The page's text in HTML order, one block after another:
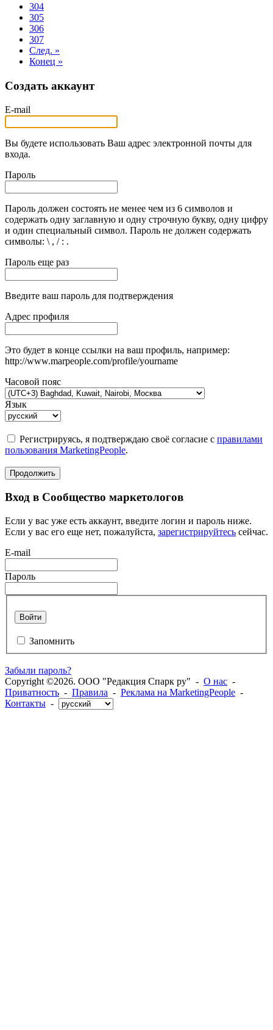
304
305
306
307
След. »
Конец »
Создать аккаунт
E-mail
Вы будете использовать Ваш адрес электронной почты для
входа.
Пароль
Пароль должен состоять не менее чем из 6 символов и
содержать одну заглавную и одну строчную букву, одну цифру
и один специальный символ. Пароль не должен содержать
символы: \ , / : .
Пароль еще раз
Введите ваш пароль для подтверждения
Адрес профиля
Это будет в конце ссылки на ваш профиль, например:
http://www.marpeople.com/profile/yourname
Часовой пояс
Язык
Регистрируясь, я подтверждаю своё согласие с правилами
пользования MarketingPeople.
Продолжить
Вход в Сообщество маркетологов
Если у вас уже есть аккаунт, введите логин и пароль ниже.
Если у вас его еще нет, пожалуйста, зарегистрируйтесь сейчас.
E-mail
Пароль
Войти
Запомнить
Забыли пароль?
Copyright ©2026. ООО "Редакция Спарк ру" - О нас -
Приватность - Правила - Реклама на MarketingPeople -
Контакты -